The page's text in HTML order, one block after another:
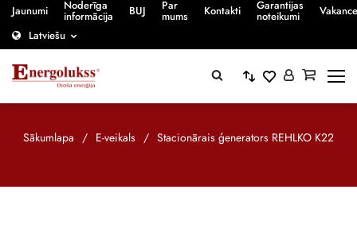
Jaunumi Noderīga
informācija BUJ Par
mums Kontakti Garantijas
noteikumi
Latviešu
Sākumlapa / E-veikals / Stacionārais ģenerators REHLKO K22